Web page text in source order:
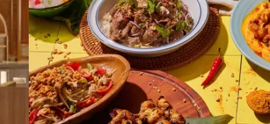
EZTABLE 禮物卡
餐廳合作